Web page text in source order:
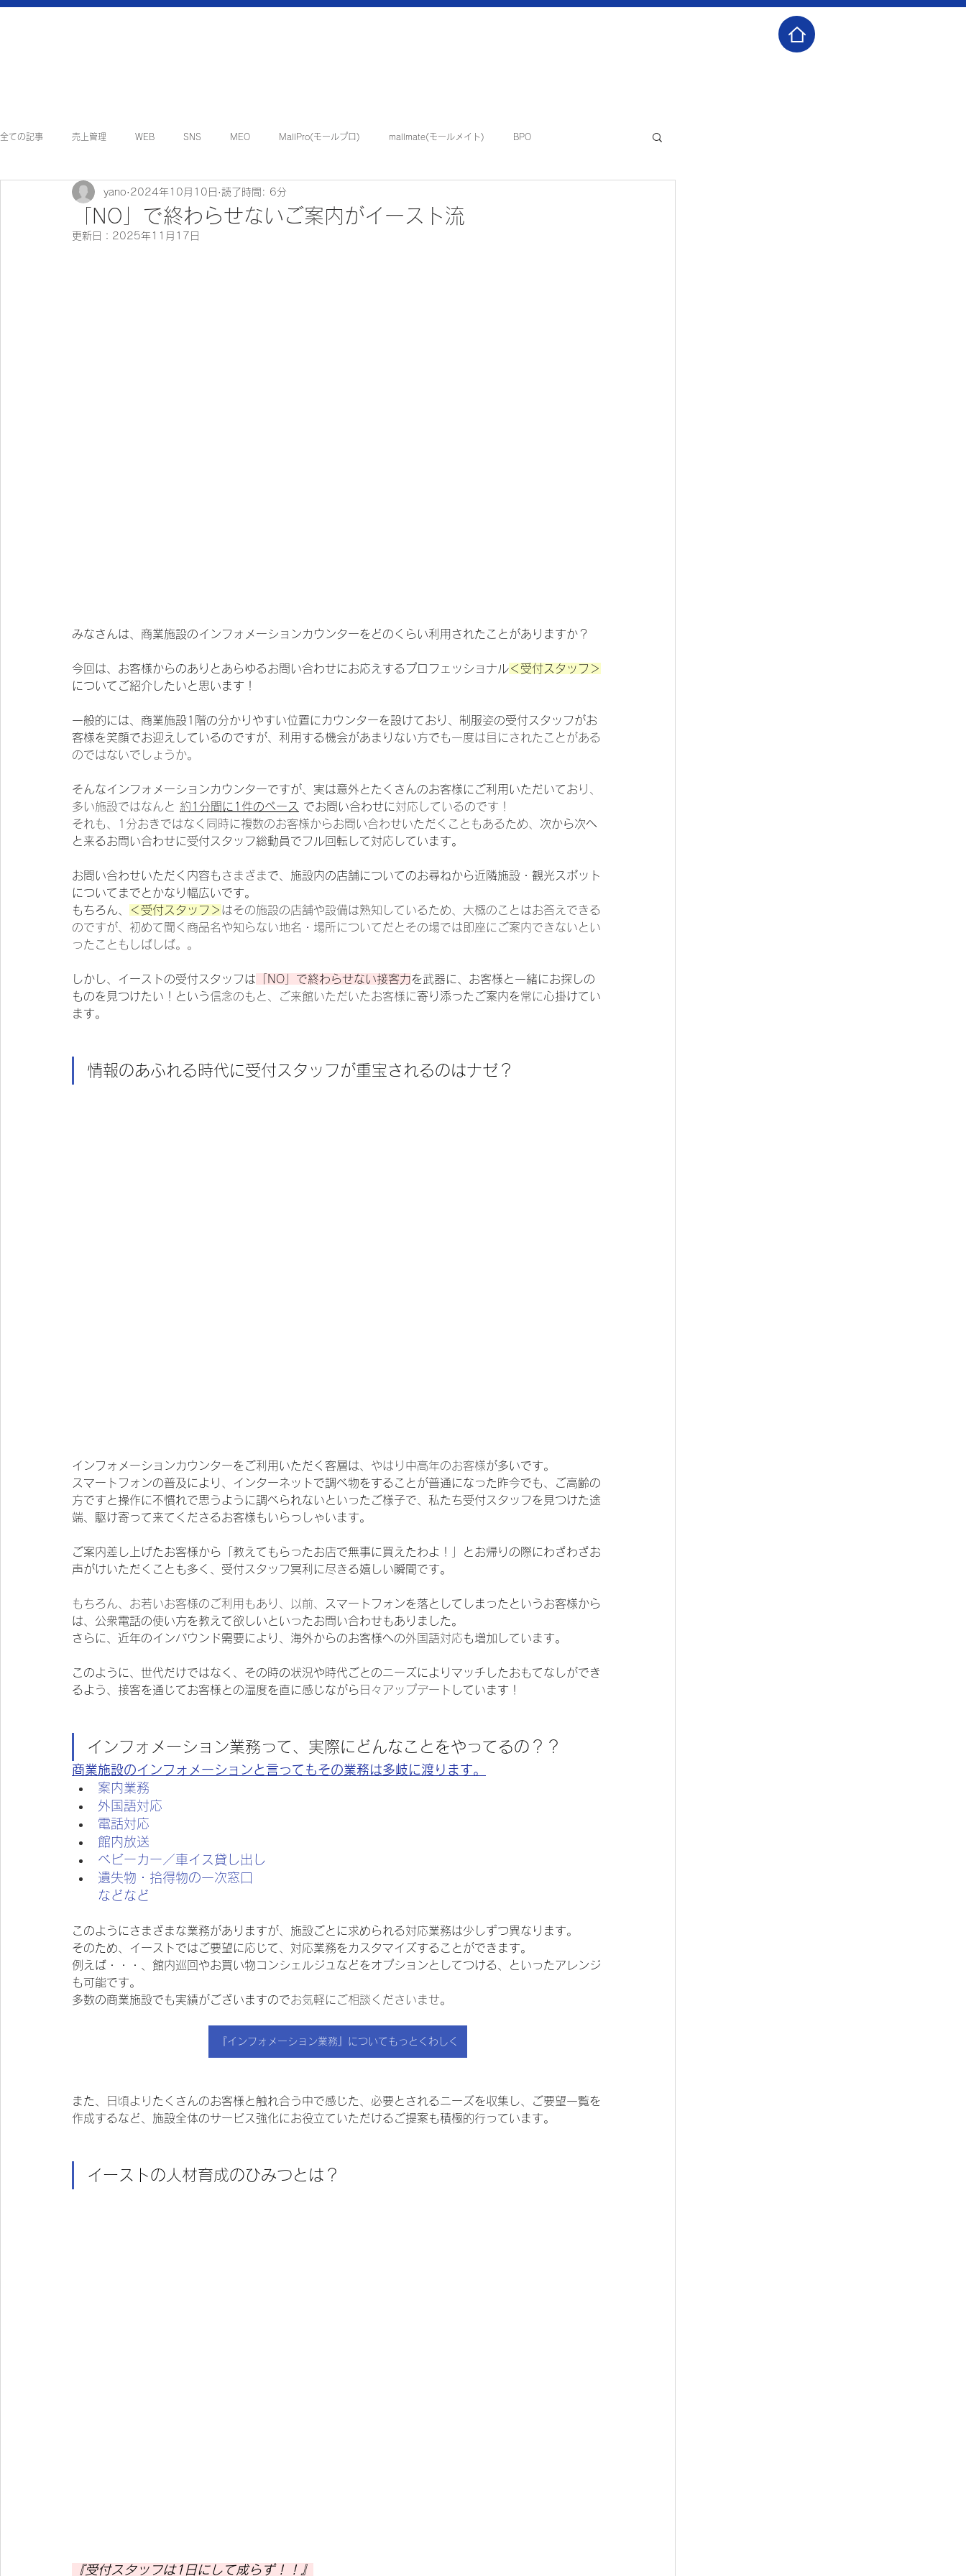
全ての記事 売上管理 WEB SNS MEO MallPro(モールプロ) mallmate(モールメイト) BPO
地方創生・地域貢献 インフォメーション マルチアシスタント
「NO」で終わらせないご案内がイースト流
yano 2024年10月10日 読了時間: 6分
更新日： 2025年11月17日
みなさんは、商業施設のインフォメーションカウンターをどのくらい利用されたことがありますか？
今回は、お客様からのありとあらゆるお問い合わせにお応え するプロフェッショナル＜受付スタッフ＞
についてご紹介したいと思います！
一般的には、商業施設1階の分かりやすい位置にカウンターを設けており、制服姿の受付スタッフがお
客様を笑顔でお迎えしているのですが、利用する機会があまりない方でも一度は目にされたことがある
のではないでしょうか。
そんなインフォメーションカウンターですが、実は意外とたくさんのお客様にご利用いただいてお り、
多い施設ではなんと 約 1分間に1件のペース でお問い合わせに対応しているのです！
それも、1分おきではなく同時に複数のお客様からお問い合わせいただくこともあるため、 次から次へ
と来るお問い合わせに受付スタッフ総動員でフル回転して対応しています。
お問い合わせいただく内容も さまざまで、施設内の店舗についてのお尋ねから近隣施設・観光スポット
についてまでとかなり幅広いです。
もちろん、
＜受付スタッフ＞ はその施設の店舗や設備は熟知しているため、大概のことはお答えできる
のですが、初めて聞く商品名や知らない地名・場所についてだとその場では即座にご案内できないとい
ったこともしばしば。。
しかし、イーストの受付スタッフは 「NO」で終わらせない接客力を武器に、お客様と一緒にお探しの
ものを見つけたい！という信念のもと、ご来館いただいたお客様に寄り添ったご案内を常に心掛けてい
ます。
情報のあふれる時代に受付スタッフが重宝されるのはナゼ？
インフォメーションカウンターをご利用いただく客層は、 やはり 中高年のお客様が多いです。
スマートフォンの普及により、インターネットで調べ物をすることが普通になった昨今でも、ご高齢の
方ですと操作に不慣れで思うように調べられないといったご様子で、私たち受付スタッフを見つけた途
端、駆け寄って来てくださるお客様もいらっしゃいます。
ご案内差し上げたお客様から「教えてもらったお店で無事に買えたわよ！」とお帰りの際にわざわざお
声がけいただくことも多く、受付スタッフ冥利に尽きる嬉しい瞬間です。
もちろん、お若いお客様のご利用もあり、以前、
スマートフォンを落としてしまったというお客様から
は、公衆電話の使い方を教えて欲しいといったお問い合わせもありました。
さらに、近年のインバウンド需要により、海外からのお客様への外国語対応も増加しています。
このように、世代だけではなく、その時の状況や時代ごとのニーズによりマッチしたおもてなしができ
るよう、接客を通じてお客様との温度を直に感じながら 日々アップデート しています！
インフォメーション業務って、実際にどんなことをやってるの？？
商業施設のインフォメーションと言ってもその業務は多岐に渡ります。
案内業務
外国語対応
電話対応
館内放送
ベビーカー／車イス貸し出し
遺失物・拾得物の一次窓口
などなど
このようにさまざまな業務がありますが、施設ごとに求められる対応業務は少しずつ異なります。
そのため、イーストではご要望に応じて、対応業務をカスタマイズすることができます。
例えば・・・、館内巡回やお買い物コンシェルジュなどをオプションとしてつける、といったアレンジ
も可能です。
多数の商業施設でも実績がございますのでお気軽にご相談くださいませ。
『インフォメーション業務』についてもっとくわしく
また、 日頃より たくさんのお客様と触れ合う中で感じた、必要とされるニーズを収集し、ご要望一覧を
作成するなど、施設全体のサービス強化にお役立ていただけるご提案も積極的行っています。
イーストの人材育成のひみつとは？
『受付スタッフは1日にして成らず！！』